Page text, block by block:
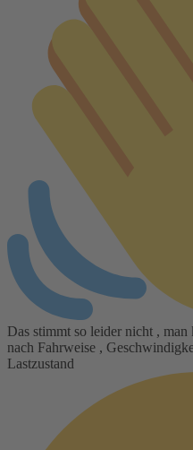
Das stimmt so leider nicht ,
nach Fahrweise ,
Lastzustand